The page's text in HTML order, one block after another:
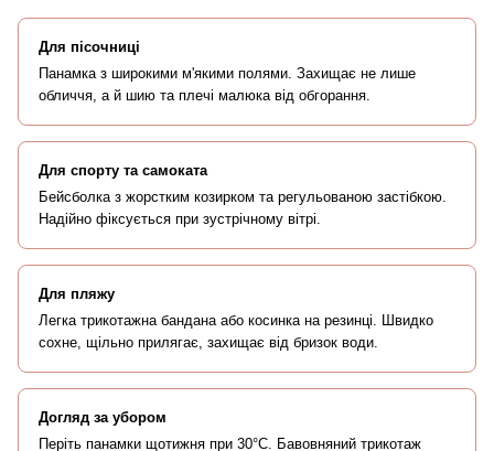
Для пісочниці
Панамка з широкими м'якими полями. Захищає не лише
обличчя, а й шию та плечі малюка від обгорання.
Для спорту та самоката
Бейсболка з жорстким козирком та регульованою застібкою.
Надійно фіксується при зустрічному вітрі.
Для пляжу
Легка трикотажна бандана або косинка на резинці. Швидко
сохне, щільно прилягає, захищає від бризок води.
Догляд за убором
Періть панамки щотижня при 30°C. Бавовняний трикотаж